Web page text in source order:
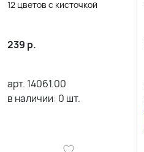
12 цветов с кисточкой
239 р.
арт. 14061.00
в наличии: 0 шт.